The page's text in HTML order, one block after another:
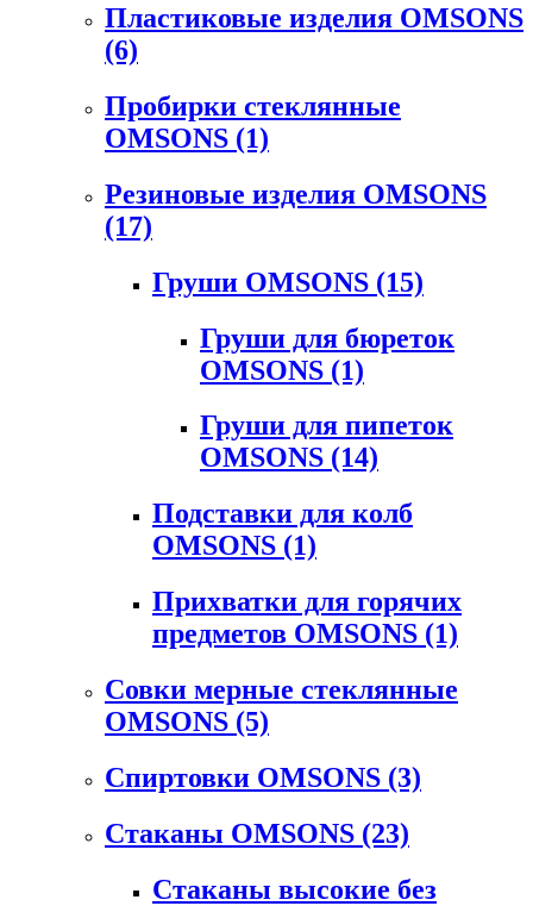
Пластиковые изделия OMSONS
(6)
Пробирки стеклянные
OMSONS (1)
Резиновые изделия OMSONS
(17)
Груши OMSONS (15)
Груши для бюреток
OMSONS (1)
Груши для пипеток
OMSONS (14)
Подставки для колб
OMSONS (1)
Прихватки для горячих
предметов OMSONS (1)
Совки мерные стеклянные
OMSONS (5)
Спиртовки OMSONS (3)
Стаканы OMSONS (23)
Стаканы высокие без